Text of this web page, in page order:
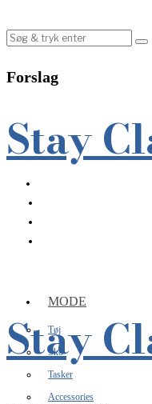
Forslag
Stay
MODE
Tøj
Sko
Tasker
Accessories
Stay